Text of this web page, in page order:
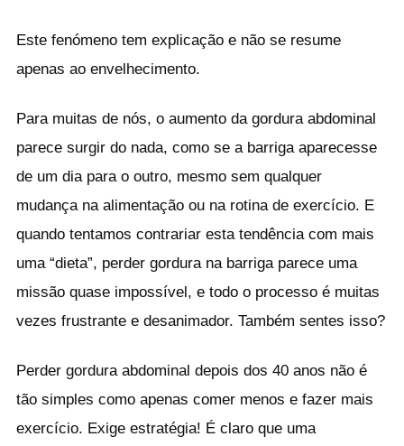
Este fenómeno tem explicação e não se resume
apenas ao envelhecimento.
Para muitas de nós, o aumento da gordura abdominal
parece surgir do nada, como se a barriga aparecesse
de um dia para o outro, mesmo sem qualquer
mudança na alimentação ou na rotina de exercício. E
quando tentamos contrariar esta tendência com mais
uma “dieta”, perder gordura na barriga parece uma
missão quase impossível, e todo o processo é muitas
vezes frustrante e desanimador. Também sentes isso?
Perder gordura abdominal depois dos 40 anos não é
tão simples como apenas comer menos e fazer mais
exercício. Exige estratégia! É claro que uma